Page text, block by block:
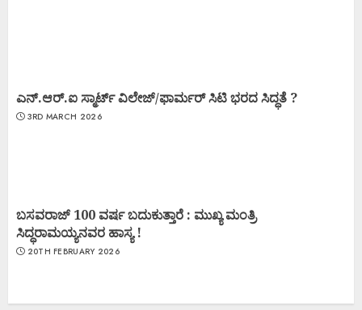
ಎನ್.ಆರ್.ಐ ಸ್ಮಾರ್ಟ್ ವಿಲೇಜ್/ಫಾರ್ಮರ್ ಸಿಟಿ ಭರದ ಸಿದ್ಧತೆ ?
3RD MARCH 2026
ಬಸವರಾಜ್ 100 ವರ್ಷ ಬದುಕುತ್ತಾರೆ : ಮುಖ್ಯ ಮಂತ್ರಿ
ಸಿದ್ಧರಾಮಯ್ಯನವರ ಹಾಸ್ಯ !
20TH FEBRUARY 2026